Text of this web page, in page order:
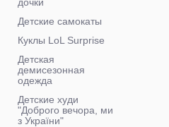
Детские самокаты
Куклы LoL Surprise
Детская
демисезонная
одежда
Детские худи
"Доброго вечора, ми
з України"